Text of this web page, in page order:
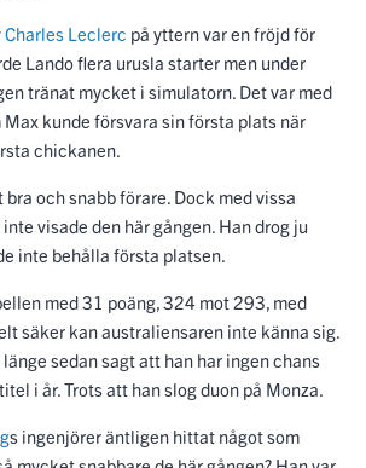
Charles Leclerc på yttern var en fröjd för
Lando flera urusla starter men under
tränat mycket i simulatorn. Det var med
Max kunde försvara sin första plats när
chickanen.
bra och snabb förare. Dock med vissa
visade den här gången. Han drog ju
inte behålla första platsen.
med 31 poäng, 324 mot 293, med
säker kan australiensaren inte känna sig.
sedan sagt att han har ingen chans
i år. Trots att han slog duon på Monza.
s ingenjörer äntligen hittat något som